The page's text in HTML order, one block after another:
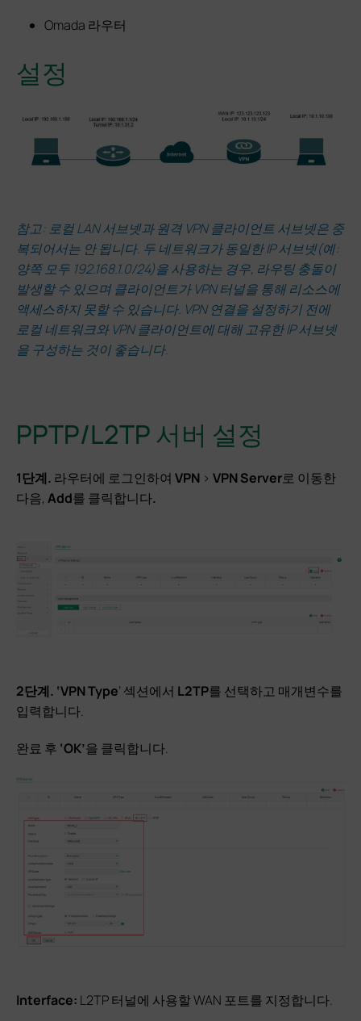
Omada 라우터
설정
참고: 로컬 LAN 서브넷과 원격 VPN 클라이언트 서브넷은 중
복되어서는 안 됩니다. 두 네트워크가 동일한 IP 서브넷(예:
양쪽 모두 192.168.1.0/24)을 사용하는 경우, 라우팅 충돌이
발생할 수 있으며 클라이언트가 VPN 터널을 통해 리소스에
액세스하지 못할 수 있습니다. VPN 연결을 설정하기 전에
로컬 네트워크와 VPN 클라이언트에 대해 고유한 IP 서브넷
을 구성하는 것이 좋습니다.
PPTP/L2TP 서버 설정
1단계. 라우터에 로그인하여 VPN > VPN Server로 이동한
다음, Add를 클릭합니다.
2단계. ‘VPN Type’ 섹션에서 L2TP를 선택하고 매개변수를
입력합니다.
완료 후 ‘OK’을 클릭합니다.
Interface: L2TP 터널에 사용할 WAN 포트를 지정합니다.